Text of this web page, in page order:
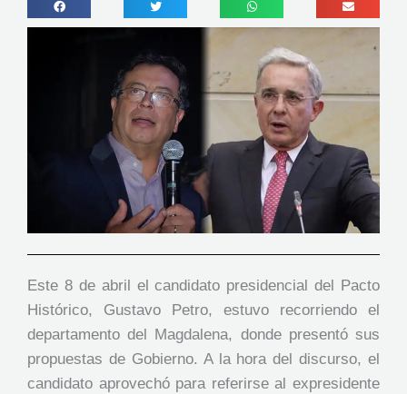
Este 8 de abril el candidato presidencial del Pacto
Histórico, Gustavo Petro, estuvo recorriendo el
departamento del Magdalena, donde presentó sus
propuestas de Gobierno. A la hora del discurso, el
candidato aprovechó para referirse al expresidente